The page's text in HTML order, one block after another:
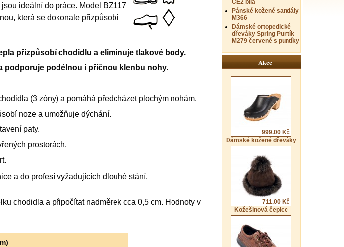
CE2 bílá
Pánské kožené sandály
M366
Dámské ortopedické
dřeváky Spring Puntík
M279 červené s puntíky
Akce
999.00 Kč
Dámské kožené dřeváky
711.00 Kč
Kožešinová čepice
ideální do práce. Model BZ117
která se dokonale přizpůsobí
přizpůsobí chodidlu a eliminuje tlakové body.
podporuje podélnou i příčnou klenbu nohy.
(3 zóny) a pomáhá předcházet plochým nohám.
noze a umožňuje dýchání.
paty.
prostorách.
a do profesí vyžadujících dlouhé stání.
chodidla a připočítat nadměrek cca 0,5 cm. Hodnoty v